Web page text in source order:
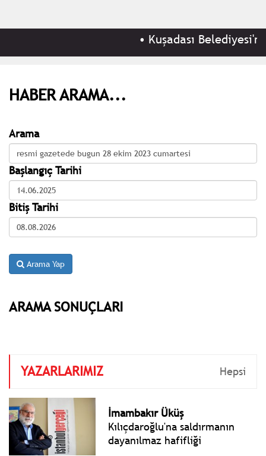
•Kuşadası
HABER ARAMA...
Arama
Başlangıç Tarihi
Bitiş Tarihi
Arama Yap
ARAMA SONUÇLARI
YAZARLARIMIZ Hepsi
İmambakır Üküş
Kılıçdaroğlu'na saldırmanın
dayanılmaz hafifliği